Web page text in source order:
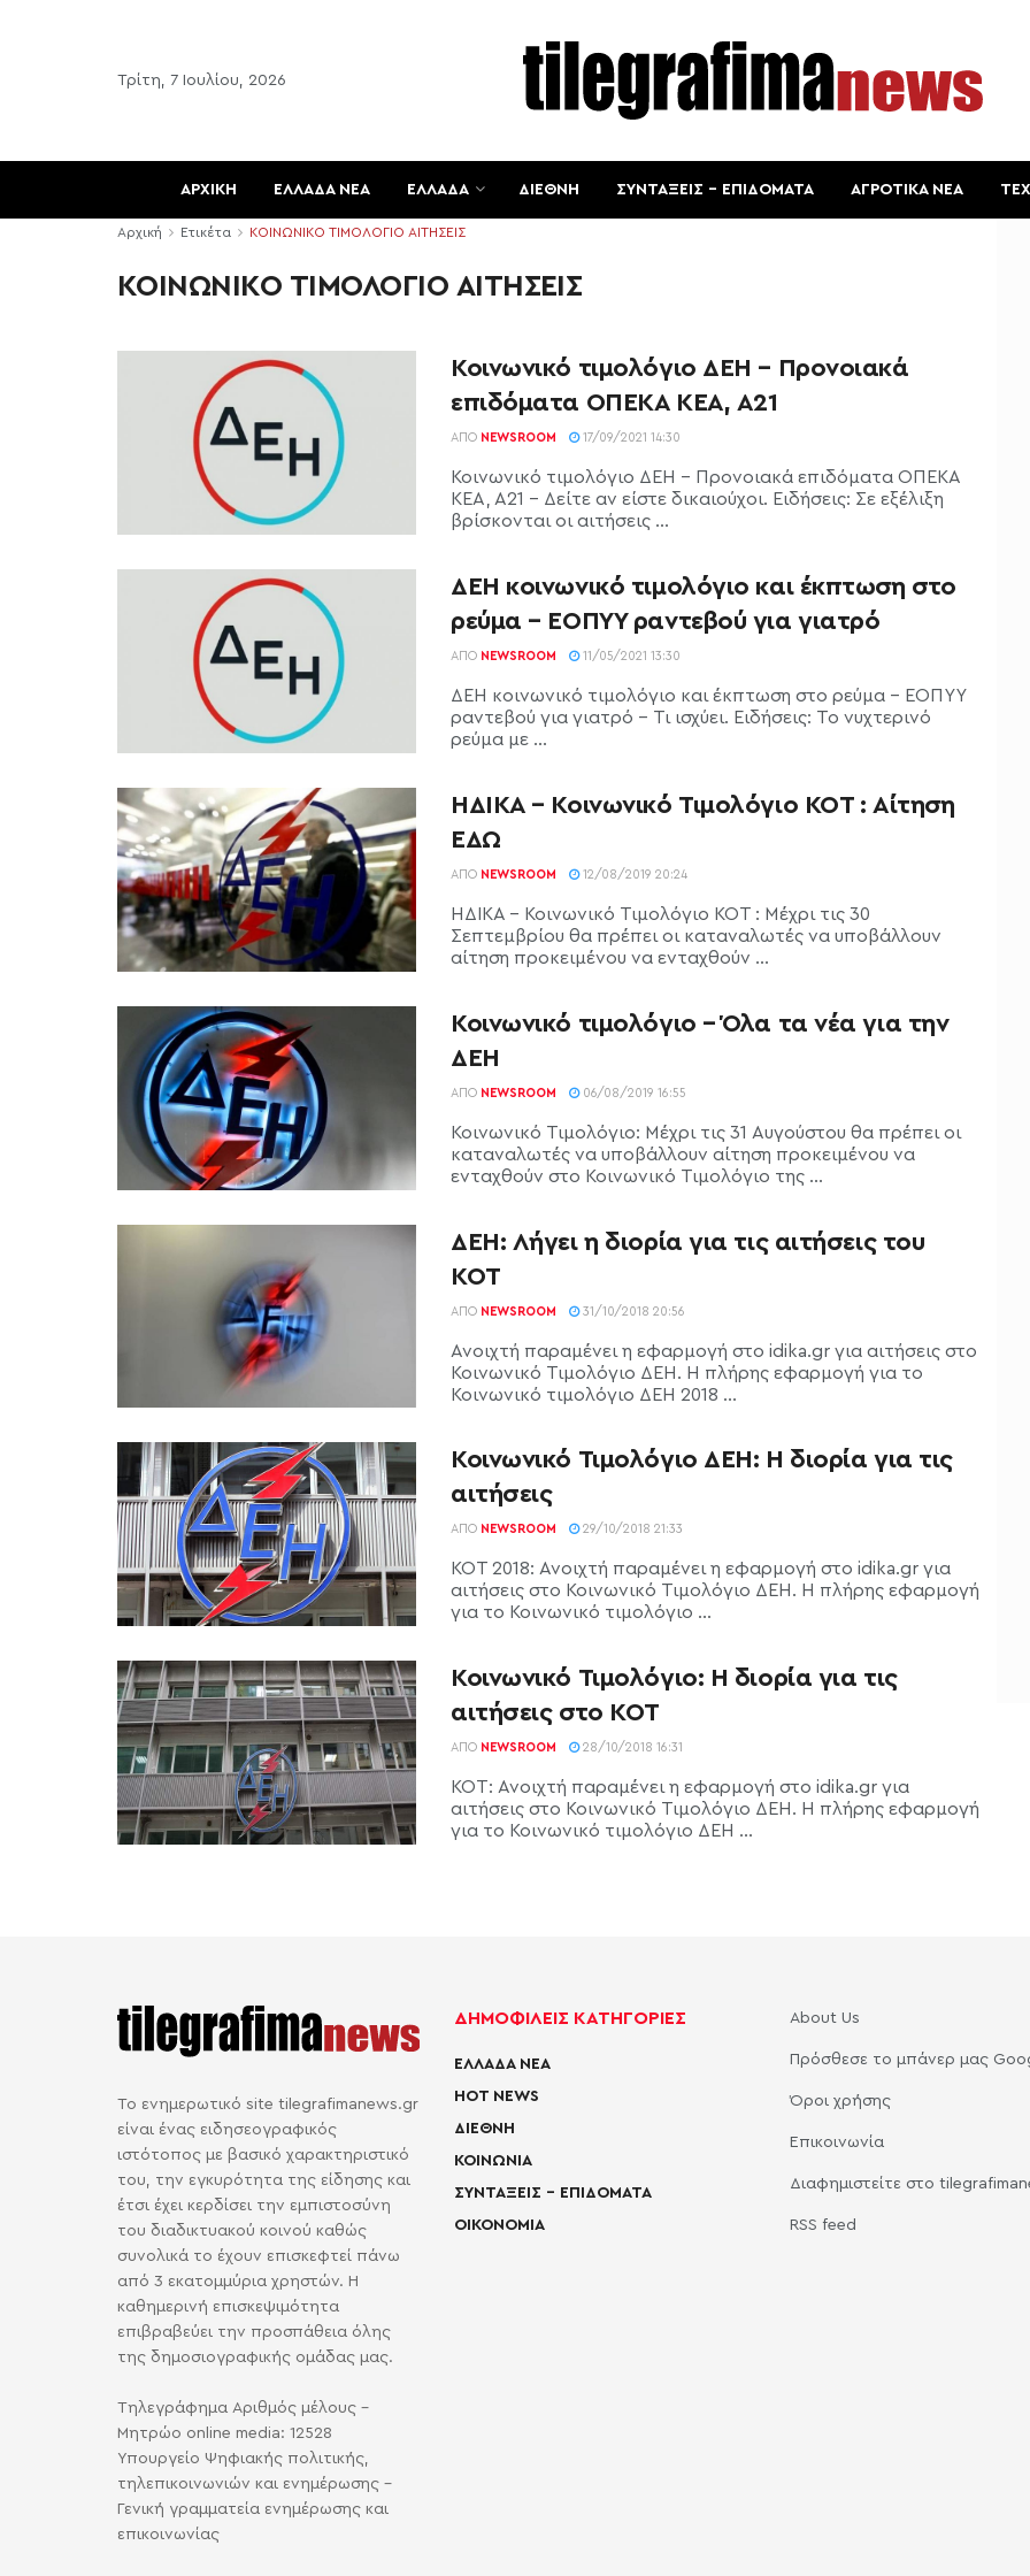
Τρίτη, 7 Ιουλίου, 2026
ΑΡΧΙΚΗ ΕΛΛΑΔΑ ΝΕΑ ΕΛΛΑΔΑ ΔΙΕΘΝΗ ΣΥΝΤΑΞΕΙΣ – ΕΠΙΔΟΜΑΤΑ ΑΓΡΟΤΙΚΑ ΝΕΑ
Αρχική Ετικέτα ΚΟΙΝΩΝΙΚΟ ΤΙΜΟΛΟΓΙΟ ΑΙΤΗΣΕΙΣ
ΚΟΙΝΩΝΙΚΟ ΤΙΜΟΛΟΓΙΟ ΑΙΤΗΣΕΙΣ
Κοινωνικό τιμολόγιο ΔΕΗ – Προνοιακά
επιδόματα ΟΠΕΚΑ ΚΕΑ, Α21
ΑΠΌ NEWSROOM 17/09/2021 14:30
Κοινωνικό τιμολόγιο ΔΕΗ - Προνοιακά επιδόματα ΟΠΕΚΑ
ΚΕΑ, Α21 - Δείτε αν είστε δικαιούχοι. Ειδήσεις: Σε εξέλιξη
βρίσκονται οι αιτήσεις ...
ΔΕΗ κοινωνικό τιμολόγιο και έκπτωση στο
ρεύμα – ΕΟΠΥΥ ραντεβού για γιατρό
ΑΠΌ NEWSROOM 11/05/2021 13:30
ΔΕΗ κοινωνικό τιμολόγιο και έκπτωση στο ρεύμα - ΕΟΠΥΥ
ραντεβού για γιατρό - Τι ισχύει. Ειδήσεις: Το νυχτερινό
ρεύμα με ...
ΗΔΙΚΑ – Κοινωνικό Τιμολόγιο ΚΟΤ : Αίτηση
ΕΔΩ
ΑΠΌ NEWSROOM 12/08/2019 20:24
ΗΔΙΚΑ - Κοινωνικό Τιμολόγιο ΚΟΤ : Μέχρι τις 30
Σεπτεμβρίου θα πρέπει οι καταναλωτές να υποβάλλουν
αίτηση προκειμένου να ενταχθούν ...
Κοινωνικό τιμολόγιο – Όλα τα νέα για την
ΔΕΗ
ΑΠΌ NEWSROOM 06/08/2019 16:55
Κοινωνικό Τιμολόγιο: Μέχρι τις 31 Αυγούστου θα πρέπει οι
καταναλωτές να υποβάλλουν αίτηση προκειμένου να
ενταχθούν στο Κοινωνικό Τιμολόγιο της ...
ΔΕΗ: Λήγει η διορία για τις αιτήσεις του
ΚΟΤ
ΑΠΌ NEWSROOM 31/10/2018 20:56
Ανοιχτή παραμένει η εφαρμογή στο idika.gr για αιτήσεις στο
Κοινωνικό Τιμολόγιο ΔΕΗ. Η πλήρης εφαρμογή για το
Κοινωνικό τιμολόγιο ΔΕΗ 2018 ...
Κοινωνικό Τιμολόγιο ΔΕΗ: Η διορία για τις
αιτήσεις
ΑΠΌ NEWSROOM 29/10/2018 21:33
ΚΟΤ 2018: Ανοιχτή παραμένει η εφαρμογή στο idika.gr για
αιτήσεις στο Κοινωνικό Τιμολόγιο ΔΕΗ. Η πλήρης εφαρμογή
για το Κοινωνικό τιμολόγιο ...
Κοινωνικό Τιμολόγιο: Η διορία για τις
αιτήσεις στο ΚΟΤ
ΑΠΌ NEWSROOM 28/10/2018 16:31
ΚΟΤ: Ανοιχτή παραμένει η εφαρμογή στο idika.gr για
αιτήσεις στο Κοινωνικό Τιμολόγιο ΔΕΗ. Η πλήρης εφαρμογή
για το Κοινωνικό τιμολόγιο ΔΕΗ ...
Το ενημερωτικό site tilegrafimanews.gr
είναι ένας ειδησεογραφικός
ιστότοπος με βασικό χαρακτηριστικό
του, την εγκυρότητα της είδησης και
έτσι έχει κερδίσει την εμπιστοσύνη
του διαδικτυακού κοινού καθώς
συνολικά το έχουν επισκεφτεί πάνω
από 3 εκατομμύρια χρηστών. Η
καθημερινή επισκεψιμότητα
επιβραβεύει την προσπάθεια όλης
της δημοσιογραφικής ομάδας μας.
Τηλεγράφημα Αριθμός μέλους -
Μητρώο online media: 12528
Υπουργείο Ψηφιακής πολιτικής,
τηλεπικοινωνιών και ενημέρωσης -
Γενική γραμματεία ενημέρωσης και
επικοινωνίας
ΔΗΜΟΦΙΛΕΙΣ ΚΑΤΗΓΟΡΙΕΣ
ΕΛΛΑΔΑ ΝΕΑ
HOT NEWS
ΔΙΕΘΝΗ
ΚΟΙΝΩΝΙΑ
ΣΥΝΤΑΞΕΙΣ – ΕΠΙΔΟΜΑΤΑ
ΟΙΚΟΝΟΜΙΑ
About Us
Πρόσθεσε το μπάνερ μας
Όροι χρήσης
Επικοινωνία
Διαφημιστείτε στο
RSS feed